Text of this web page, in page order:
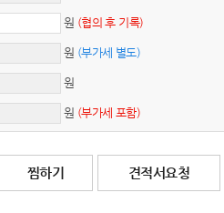
원 (협의 후 기록)
원 (부가세 별도)
원
원 (부가세 포함)
찜하기 견적서요청